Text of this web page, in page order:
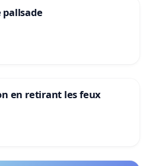
en retirant les feux